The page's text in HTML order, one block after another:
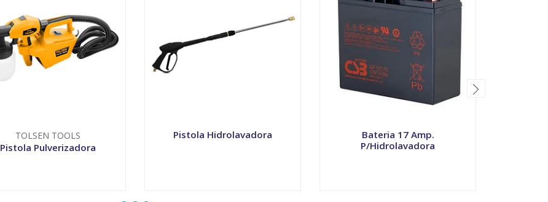
TOLSEN TOOLS
Pistola Pulverizadora
Pistola Hidrolavadora
Bateria 17 Amp.
P/Hidrolavadora